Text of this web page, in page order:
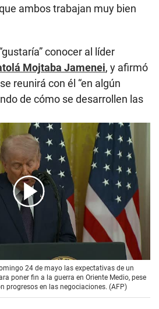
ambos trabajan muy bien
conocer al líder
Mojtaba Jamenei, y afirmó
reunirá con él “en algún
de cómo se desarrollen las
24 de mayo las expectativas de un
poner fin a la guerra en Oriente Medio, pese
progresos en las negociaciones. (AFP)